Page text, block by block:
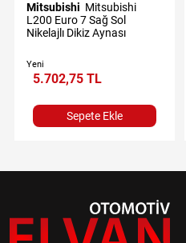
Mitsubishi
L200 Euro 7 Sağ Sol
Nikelajlı Dikiz Aynası
Yeni
5.702,75 TL
Sepete Ekle